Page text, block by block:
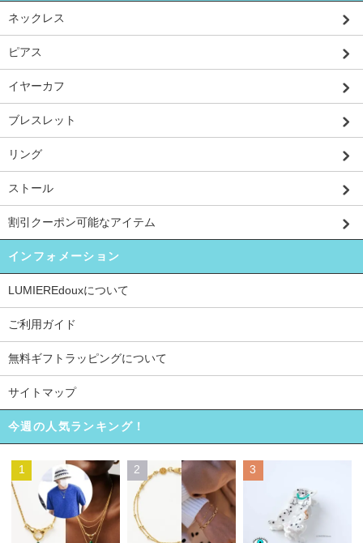
ネックレス
ピアス
イヤーカフ
ブレスレット
リング
ストール
割引クーポン可能なアイテム
インフォメーション
LUMIEREdouxについて
ご利用ガイド
無料ギフトラッピングについて
サイトマップ
今週の人気ランキング！
1 2 3